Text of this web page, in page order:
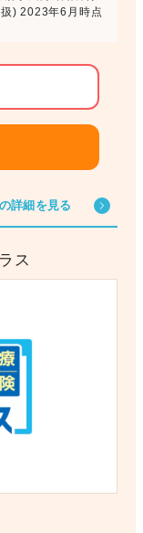
扱) 2023年6月時点
詳細を見る
ス